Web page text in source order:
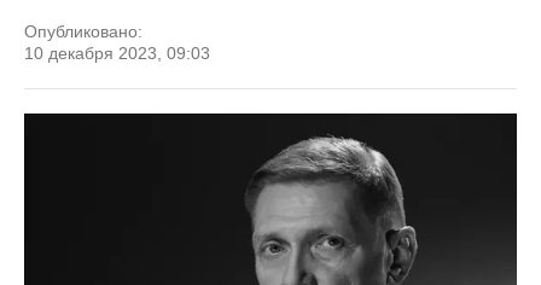
Опубликовано:
10 декабря 2023, 09:03